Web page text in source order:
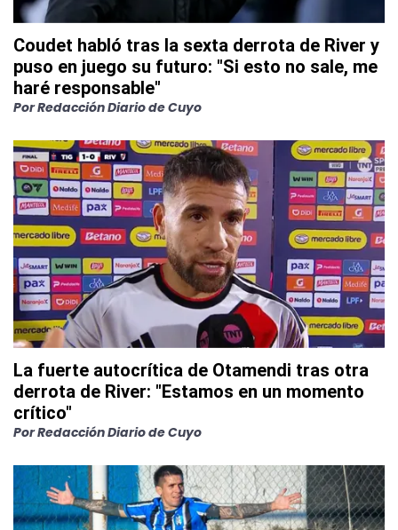
Coudet habló tras la sexta derrota de River y
puso en juego su futuro: "Si esto no sale, me
haré responsable"
PorRedacción Diario de Cuyo
La fuerte autocrítica de Otamendi tras otra
derrota de River: "Estamos en un momento
crítico"
PorRedacción Diario de Cuyo